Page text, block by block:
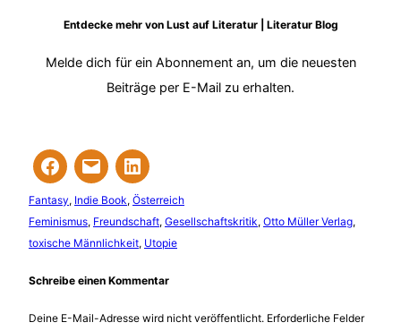
Entdecke mehr von Lust auf Literatur | Literatur Blog
Melde dich für ein Abonnement an, um die neuesten
Beiträge per E-Mail zu erhalten.
Fantasy, Indie Book, Österreich
Feminismus, Freundschaft, Gesellschaftskritik, Otto Müller Verlag
toxische Männlichkeit, Utopie
Schreibe einen Kommentar
Deine E-Mail-Adresse wird nicht veröffentlicht. Erforderliche Felder